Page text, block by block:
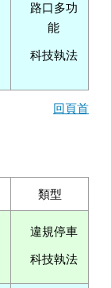
路口多功
能
科技執法
回頁首
類型
違規停車
科技執法